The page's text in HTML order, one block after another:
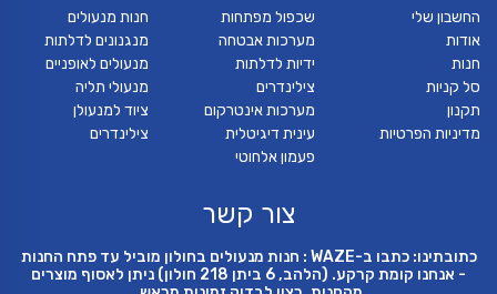
החשבון שלי
אודות
חנות
סל קניות
תקנון
מדיניות הפרטיות
שכפול מפתחות
מערכות אבטחה
ידיות לדלתות
צילינדרים
מערכות אינטרקום
עינית דיגיטלית
פעמון אלחוטי
חנות מנעולים
מנגנונים לדלתות
מנעולים לאופניים
מנעולי תליה
ציוד למנעולן
צילינדרים
צור קשר
כתובתינו: כתבו ב-WAZE : חנות מנעולים בחולון מוביל עד פתח החנות
- אנחנו קומת קרקע. (הלהב, 6 ביתן 218 חולון) ניתן לאסוף מוצרים